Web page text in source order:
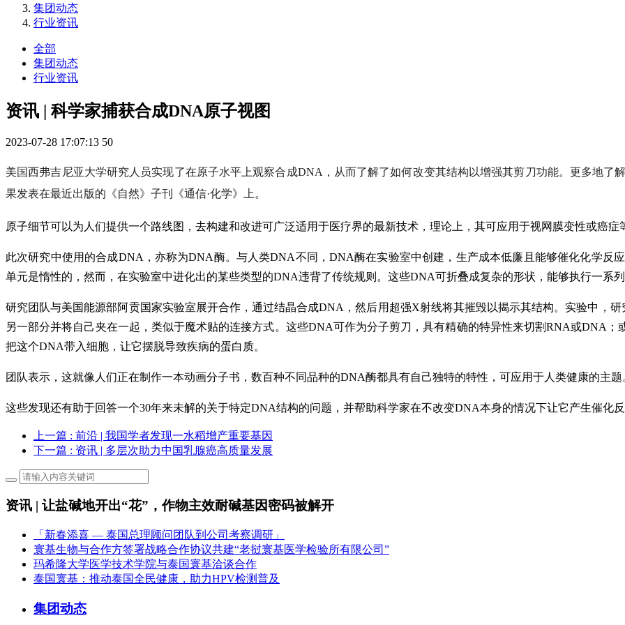
集团动态
行业资讯
全部
集团动态
行业资讯
资讯 | 科学家捕获合成DNA原子视图
2023-07-28 17:07:13 50
美国西弗吉尼亚大学研究人员实现了在原子水平上观察合成DNA，从而了解了如何改变其结构以增强其剪刀功能。更多地
果发表在最近出版的《自然》子刊《通信·化学》上。
原子细节可以为人们提供一个路线图，去构建和改进可广泛适用于医疗界的最新技术，理论上，其可应用于视网膜变性或癌症
此次研究中使用的合成DNA，亦称为DNA酶。与人类DNA不同，DNA酶在实验室中创建，生产成本低廉且能够催化化学反
单元是惰性的，然而，在实验室中进化出的某些类型的DNA违背了传统规则。这些DNA可折叠成复杂的形状，能够执行一系
研究团队与美国能源部阿贡国家实验室展开合作，通过结晶合成DNA，然后用超强X射线将其摧毁以揭示其结构。实验中，
另一部分并将自己夹在一起，类似于魔术贴的连接方式。这些DNA可作为分子剪刀，具有精确的特异性来切割RNA或DNA
把这个DNA带入细胞，让它摆脱导致疾病的蛋白质。
团队表示，这就像人们正在制作一本动画分子书，数百种不同品种的DNA酶都具有自己独特的特性，可应用于人类健康的主题
这些发现还有助于回答一个30年来未解的关于特定DNA结构的问题，并帮助科学家在不改变DNA本身的情况下让它产生催化
上一篇 : 前沿 | 我国学者发现一水稻增产重要基因
下一篇 : 资讯 | 多层次助力中国乳腺癌高质量发展
资讯 | 让盐碱地开出“花”，作物主效耐碱基因密码被解开
「新春添喜 — 泰国总理顾问团队到公司考察调研」
寰基生物与合作方签署战略合作协议共建“老挝寰基医学检验所有限公司”
玛希隆大学医学技术学院与泰国寰基洽谈合作
泰国寰基：推动泰国全民健康，助力HPV检测普及
集团动态